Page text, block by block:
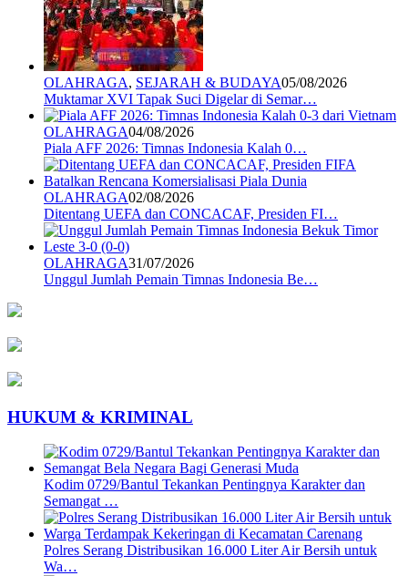
OLAHRAGA, SEJARAH & BUDAYA05/08/2026
Muktamar XVI Tapak Suci Digelar di Semar…
OLAHRAGA04/08/2026
Piala AFF 2026: Timnas Indonesia Kalah 0…
OLAHRAGA02/08/2026
Ditentang UEFA dan CONCACAF, Presiden FI…
OLAHRAGA31/07/2026
Unggul Jumlah Pemain Timnas Indonesia Be…
HUKUM & KRIMINAL
Kodim 0729/Bantul Tekankan Pentingnya Karakter dan
Semangat …
Polres Serang Distribusikan 16.000 Liter Air Bersih untuk
Wa…